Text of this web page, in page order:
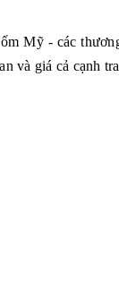
Mỹ - các
và giá cả cạnh